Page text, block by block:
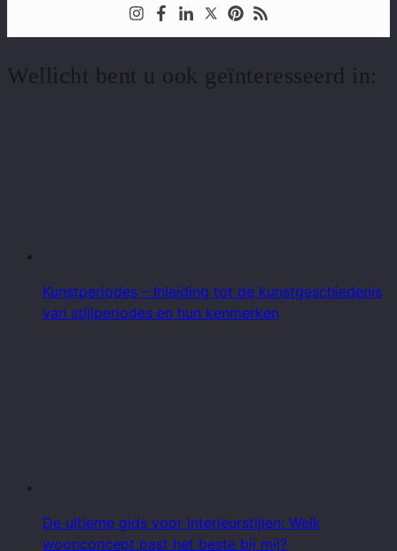
Wellicht bent u ook geïnteresseerd in:
Kunstperiodes – Inleiding tot de kunstgeschiedenis
van stijlperiodes en hun kenmerken
De ultieme gids voor interieurstijlen: Welk
woonconcept past het beste bij mij?